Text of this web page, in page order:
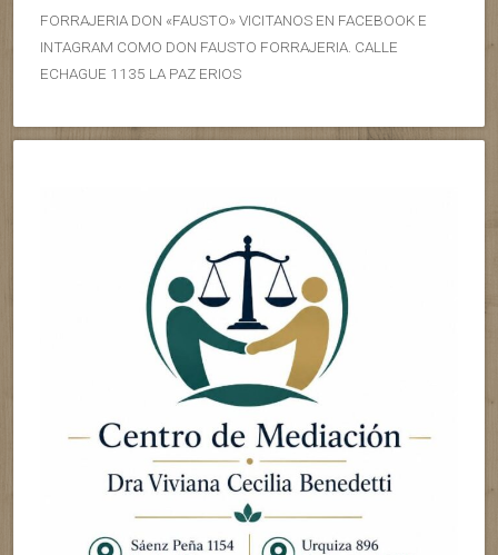
FORRAJERIA DON «FAUSTO» VICITANOS EN FACEBOOK E
INTAGRAM COMO DON FAUSTO FORRAJERIA. CALLE
ECHAGUE 1135 LA PAZ ERIOS